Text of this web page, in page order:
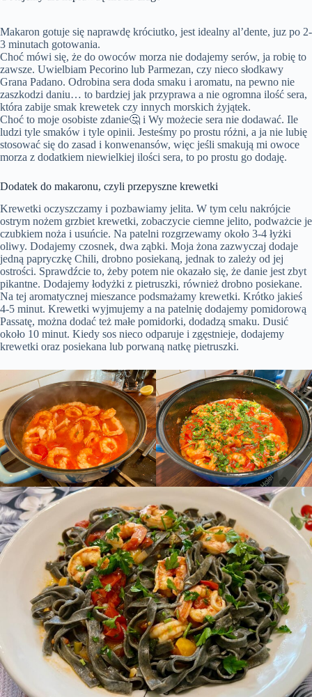
Makaron gotuje się naprawdę króciutko, jest idealny al’dente, juz po 2-
3 minutach gotowania.
Choć mówi się, że do owoców morza nie dodajemy serów, ja robię to
zawsze. Uwielbiam Pecorino lub Parmezan, czy nieco słodkawy
Grana Padano. Odrobina sera doda smaku i aromatu, na pewno nie
zaszkodzi daniu… to bardziej jak przyprawa a nie ogromna ilość sera,
która zabije smak krewetek czy innych morskich żyjątek.
Choć to moje osobiste zdanie🤔 i Wy możecie sera nie dodawać. Ile
ludzi tyle smaków i tyle opinii. Jesteśmy po prostu różni, a ja nie lubię
stosować się do zasad i konwenansów, więc jeśli smakują mi owoce
morza z dodatkiem niewielkiej ilości sera, to po prostu go dodaję.
Dodatek do makaronu, czyli przepyszne krewetki
Krewetki oczyszczamy i pozbawiamy jelita. W tym celu nakrójcie
ostrym nożem grzbiet krewetki, zobaczycie ciemne jelito, podważcie je
czubkiem noża i usuńcie. Na patelni rozgrzewamy około 3-4 łyżki
oliwy. Dodajemy czosnek, dwa ząbki. Moja żona zazwyczaj dodaje
jedną papryczkę Chili, drobno posiekaną, jednak to zależy od jej
ostrości. Sprawdźcie to, żeby potem nie okazało się, że danie jest zbyt
pikantne. Dodajemy łodyżki z pietruszki, również drobno posiekane.
Na tej aromatycznej mieszance podsmażamy krewetki. Krótko jakieś
4-5 minut. Krewetki wyjmujemy a na patelnię dodajemy pomidorową
Passatę, można dodać też małe pomidorki, dodadzą smaku. Dusić
około 10 minut. Kiedy sos nieco odparuje i zgęstnieje, dodajemy
krewetki oraz posiekana lub porwaną natkę pietruszki.